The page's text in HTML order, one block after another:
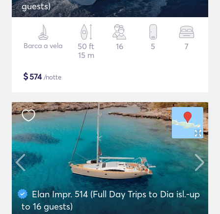
guests)
Barca a vela
50 ft
15 m
16 5 7
$574/notte
Elan Impr. 514 (Full Day Trips to Dia isl.-up
to 16 guests)